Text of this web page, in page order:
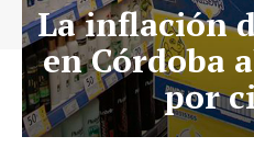
La inflación
en Córdoba
por